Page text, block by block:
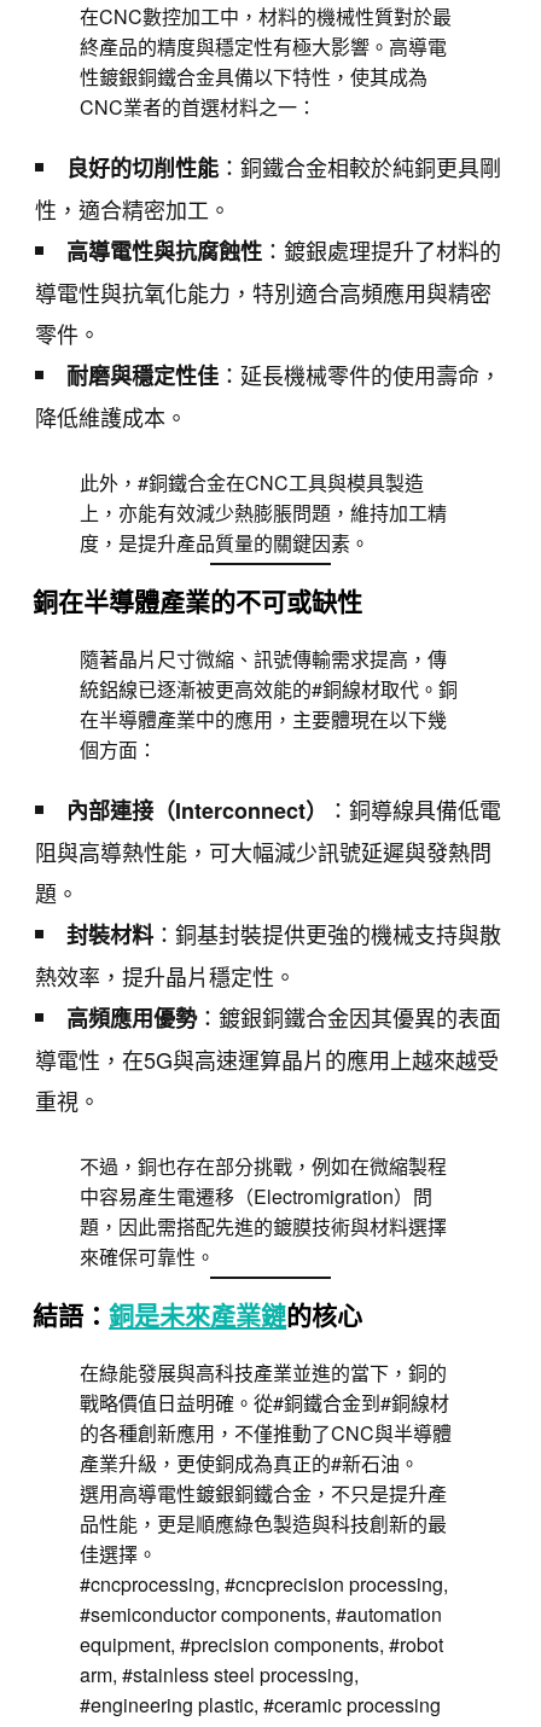
在CNC數控加工中，材料的機械性質對於最
終產品的精度與穩定性有極大影響。高導電
性鍍銀銅鐵合金具備以下特性，使其成為
CNC業者的首選材料之一：
良好的切削性能 ：銅鐵合金相較於純銅更具剛
性，適合精密加工。
高導電性與抗腐蝕性 ：鍍銀處理提升了材料的
導電性與抗氧化能力，特別適合高頻應用與精密
零件。
耐磨與穩定性佳 ：延長機械零件的使用壽命，
降低維護成本。
此外，#銅鐵合金在CNC工具與模具製造
上，亦能有效減少熱膨脹問題，維持加工精
度，是提升產品質量的關鍵因素。
銅在半導體產業的不可或缺性
隨著晶片尺寸微縮、訊號傳輸需求提高，傳
統鋁線已逐漸被更高效能的#銅線材取代。銅
在半導體產業中的應用，主要體現在以下幾
個方面：
內部連接（Interconnect）
：銅導線具備低電
阻與高導熱性能，可大幅減少訊號延遲與發熱問
題。
封裝材料：銅基封裝提供更強的機械支持與散
熱效率，提升晶片穩定性。
高頻應用優勢：鍍銀銅鐵合金因其優異的表面
導電性，在5G與高速運算晶片的應用上越來越受
重視。
不過，銅也存在部分挑戰，例如在微縮製程
中容易產生電遷移（Electromigration）問
題，因此需搭配先進的鍍膜技術與材料選擇
來確保可靠性。
結語：銅是未來產業鏈的核心
在綠能發展與高科技產業並進的當下，銅的
戰略價值日益明確。從#銅鐵合金到#銅線材
的各種創新應用，不僅推動了CNC與半導體
產業升級，更使銅成為真正的#新石油。
選用高導電性鍍銀銅鐵合金，不只是提升產
品性能，更是順應綠色製造與科技創新的最
佳選擇。
#cncprocessing, #cncprecision processing,
#semiconductor components, #automation
equipment, #precision components, #robot
arm, #stainless steel processing,
#engineering plastic, #ceramic processing